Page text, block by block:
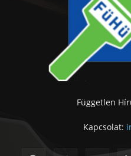
Független
Kapcsolat: